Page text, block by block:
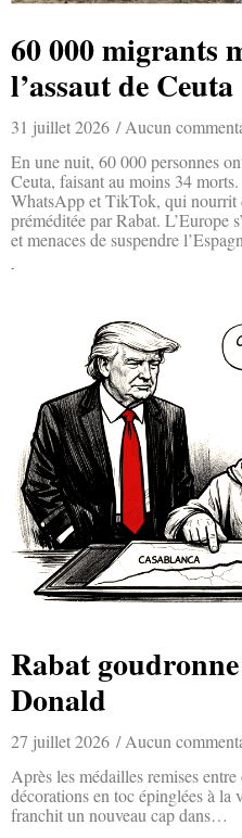
60 000 migrants
l’assaut de Ceuta
31 juillet 2026
Aucun
En une nuit, 60 000 personnes
Ceuta, faisant au moins 34
WhatsApp et TikTok, qui nourrit
préméditée par Rabat. L’Europe
et menaces de suspendre
Rabat
Donald
27 juillet 2026
Aucun
Après les médailles remises
décorations en toc épinglées à
franchit un nouveau cap dans…